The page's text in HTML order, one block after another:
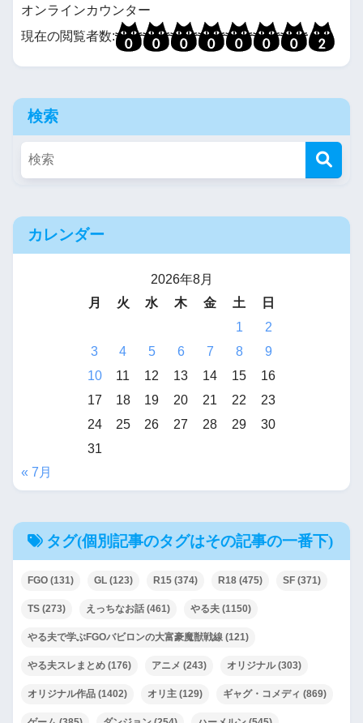
オンラインカウンター
現在の閲覧者数:
検索
カレンダー
2026年8月
月
火 水 木 金 土
日
1
2
3
4 5 6 7 8
9
10
11 12 13 14 15
16
17
18 19 20 21 22
23
24
25 26 27 28 29
30
31
« 7月
タグ(個別記事のタグはその記事の一番下)
FGO (131) GL (123) R15 (374) R18 (475) SF (371)
TS (273) えっちなお話 (461) やる夫 (1150)
やる夫で学ぶFGOバビロンの大富豪魔獣戦線 (121)
やる夫スレまとめ (176) アニメ (243) オリジナル(303)
オリジナル作品 (1402) オリ主 (129) ギャグ・コメディ (869)